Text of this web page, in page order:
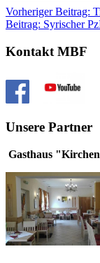
Vorheriger Beitrag:
Beitrag: Syrischer
Kontakt MBF
Unsere Partner
Gasthaus